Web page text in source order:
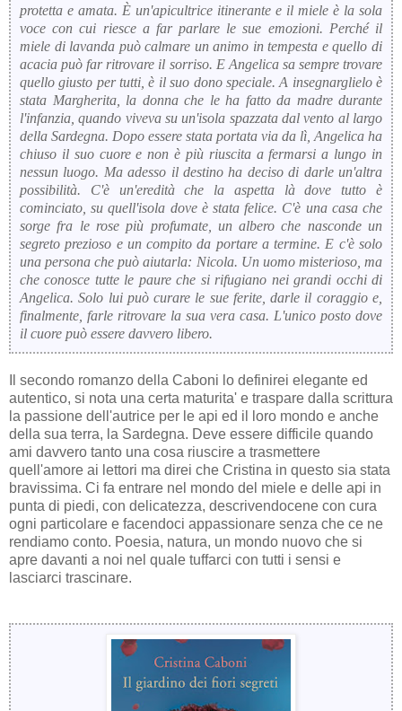
protetta e amata. È un'apicultrice itinerante e il miele è la sola
voce con cui riesce a far parlare le sue emozioni. Perché il
miele di lavanda può calmare un animo in tempesta e quello di
acacia può far ritrovare il sorriso. E Angelica sa sempre trovare
quello giusto per tutti, è il suo dono speciale. A insegnarglielo è
stata Margherita, la donna che le ha fatto da madre durante
l'infanzia, quando viveva su un'isola spazzata dal vento al largo
della Sardegna. Dopo essere stata portata via da lì, Angelica ha
chiuso il suo cuore e non è più riuscita a fermarsi a lungo in
nessun luogo. Ma adesso il destino ha deciso di darle un'altra
possibilità. C'è un'eredità che la aspetta là dove tutto è
cominciato, su quell'isola dove è stata felice. C'è una casa che
sorge fra le rose più profumate, un albero che nasconde un
segreto prezioso e un compito da portare a termine. E c'è solo
una persona che può aiutarla: Nicola. Un uomo misterioso, ma
che conosce tutte le paure che si rifugiano nei grandi occhi di
Angelica. Solo lui può curare le sue ferite, darle il coraggio e,
finalmente, farle ritrovare la sua vera casa. L'unico posto dove
il cuore può essere davvero libero.
Il secondo romanzo della Caboni lo definirei elegante ed
autentico, si nota una certa maturita' e traspare dalla scrittura
la passione dell'autrice per le api ed il loro mondo e anche
della sua terra, la Sardegna. Deve essere difficile quando
ami davvero tanto una cosa riuscire a trasmettere
quell'amore ai lettori ma direi che Cristina in questo sia stata
bravissima. Ci fa entrare nel mondo del miele e delle api in
punta di piedi, con delicatezza, descrivendocene con cura
ogni particolare e facendoci appassionare senza che ce ne
rendiamo conto. Poesia, natura, un mondo nuovo che si
apre davanti a noi nel quale tuffarci con tutti i sensi e
lasciarci trascinare.